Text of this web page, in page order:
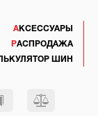
АКСЕССУАРЫ
РАСПРОДАЖА
ШИН